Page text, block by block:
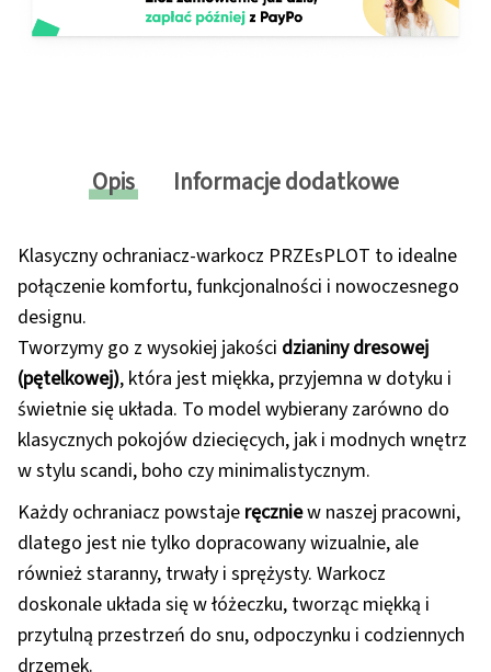
Opis Informacje dodatkowe
Klasyczny ochraniacz-warkocz PRZEsPLOT to idealne
połączenie komfortu, funkcjonalności i nowoczesnego
designu.
Tworzymy go z wysokiej jakości dzianiny dresowej
(pętelkowej), która jest miękka, przyjemna w dotyku i
świetnie się układa. To model wybierany zarówno do
klasycznych pokojów dziecięcych, jak i modnych wnętrz
w stylu scandi, boho czy minimalistycznym.
Każdy ochraniacz powstaje ręczniew naszej pracowni,
dlatego jest nie tylko dopracowany wizualnie, ale
również staranny, trwały i sprężysty. Warkocz
doskonale układa się w łóżeczku, tworząc miękką i
przytulną przestrzeń do snu, odpoczynku i codziennych
drzemek.